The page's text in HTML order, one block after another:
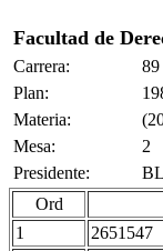
Facultad de
Carrera:
Plan:
Materia:
Mesa:
2
Presidente:
Ord
1
2651547